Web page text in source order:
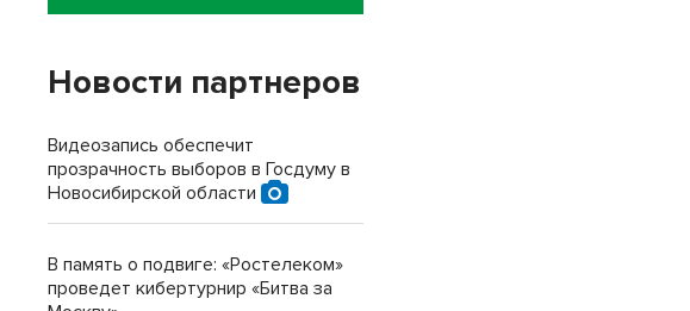
Новости партнеров
Видеозапись обеспечит
прозрачность выборов в Госдуму в
Новосибирской области
В память о подвиге: «Ростелеком»
проведет кибертурнир «Битва за